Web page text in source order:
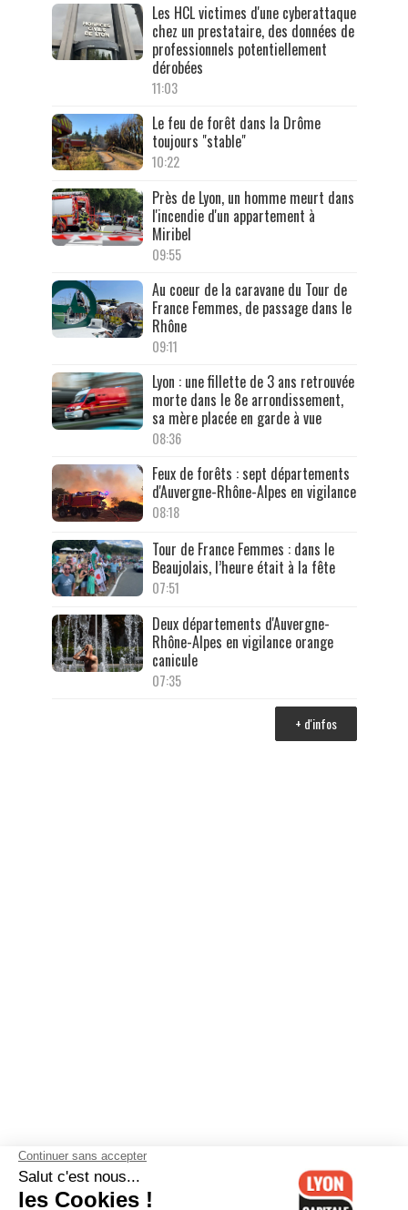
Les HCL victimes d'une cyberattaque
chez un prestataire, des données de
professionnels potentiellement
dérobées
11:03
Le feu de forêt dans la Drôme
toujours "stable"
10:22
Près de Lyon, un homme meurt dans
l'incendie d'un appartement à
Miribel
09:55
Au coeur de la caravane du Tour de
France Femmes, de passage dans le
Rhône
09:11
Lyon : une fillette de 3 ans retrouvée
morte dans le 8e arrondissement,
sa mère placée en garde à vue
08:36
Feux de forêts : sept départements
d'Auvergne-Rhône-Alpes en vigilance
08:18
Tour de France Femmes : dans le
Beaujolais, l’heure était à la fête
07:51
Deux départements d'Auvergne-
Rhône-Alpes en vigilance orange
canicule
07:35
+ d'infos